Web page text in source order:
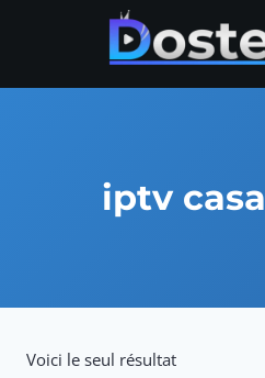
iptv
Voici le seul résultat